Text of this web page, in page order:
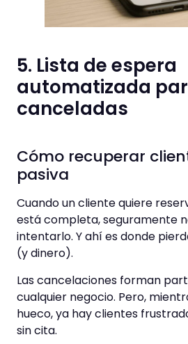
5. Lista de espera
automatizada
canceladas
Cómo recuperar
pasiva
Cuando un cliente quiere
está completa, seguramente
intentarlo. Y ahí es donde
(y dinero).
Las cancelaciones forman
cualquier negocio. Pero,
hueco, ya hay clientes
sin cita.